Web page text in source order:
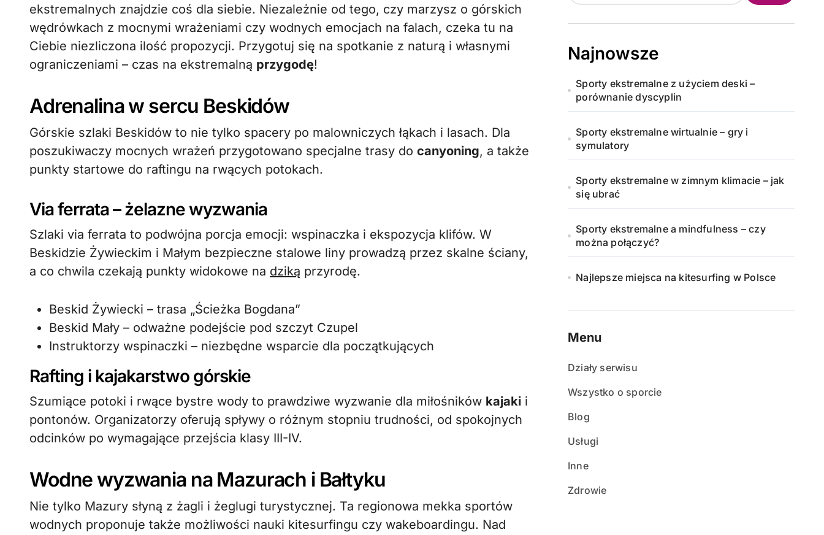
ekstremalnych znajdzie coś dla siebie. Niezależnie od tego, czy marzysz o górskich
wędrówkach z mocnymi wrażeniami czy wodnych emocjach na falach, czeka tu na
Ciebie niezliczona ilość propozycji. Przygotuj się na spotkanie z naturą i własnymi
ograniczeniami – czas na ekstremalną przygodę!
Adrenalina w sercu Beskidów
Górskie szlaki Beskidów to nie tylko spacery po malowniczych łąkach i lasach. Dla
poszukiwaczy mocnych wrażeń przygotowano specjalne trasy do canyoning, a także
punkty startowe do raftingu na rwących potokach.
Via ferrata – żelazne wyzwania
Szlaki via ferrata to podwójna porcja emocji: wspinaczka i ekspozycja klifów. W
Beskidzie Żywieckim i Małym bezpieczne stalowe liny prowadzą przez skalne ściany,
a co chwila czekają punkty widokowe na dziką przyrodę.
Beskid Żywiecki – trasa „Ścieżka Bogdana”
Beskid Mały – odważne podejście pod szczyt Czupel
Instruktorzy wspinaczki – niezbędne wsparcie dla początkujących
Rafting i kajakarstwo górskie
Szumiące potoki i rwące bystre wody to prawdziwe wyzwanie dla miłośników kajaki i
pontonów. Organizatorzy oferują spływy o różnym stopniu trudności, od spokojnych
odcinków po wymagające przejścia klasy III-IV.
Wodne wyzwania na Mazurach i Bałtyku
Nie tylko Mazury słyną z żagli i żeglugi turystycznej. Ta regionowa mekka sportów
wodnych proponuje także możliwości nauki kitesurfingu czy wakeboardingu. Nad
Najnowsze
Sporty ekstremalne z użyciem deski –
porównanie dyscyplin
Sporty ekstremalne wirtualnie – gry i
symulatory
Sporty ekstremalne w zimnym klimacie – jak
się ubrać
Sporty ekstremalne a mindfulness – czy
można połączyć?
Najlepsze miejsca na kitesurfing w Polsce
Menu
Działy serwisu
Wszystko o sporcie
Blog
Usługi
Inne
Zdrowie